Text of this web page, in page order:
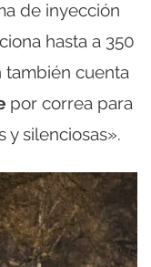
de inyección
hasta a 350
también cuenta
por correa para
y silenciosas».